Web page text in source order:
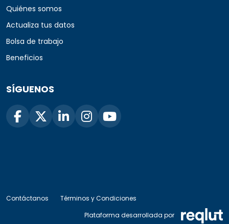
Quiénes somos
Actualiza tus datos
Bolsa de trabajo
Beneficios
SÍGUENOS
Contáctanos
Términos y Condiciones
Plataforma desarrollada por